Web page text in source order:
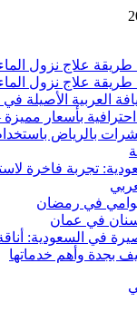
طريقة علاج نزول
طريقة علاج نزول
العربية الأصيلة
بأسعار
بالرياض
تجربة فاخرة
في رمضان
في عمان
في السعودية:
بجدة وأهم خدماتها